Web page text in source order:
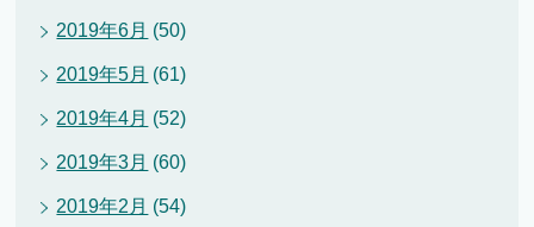
2019年6月 (50)
2019年5月 (61)
2019年4月 (52)
2019年3月 (60)
2019年2月 (54)